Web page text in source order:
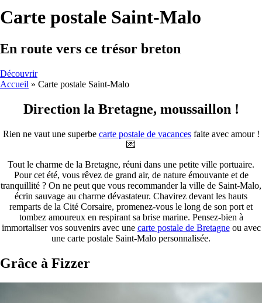
Carte postale Saint-Malo
En route vers ce trésor breton
Découvrir
Accueil » Carte postale Saint-Malo
Direction la Bretagne, moussaillon !
Rien ne vaut une superbe carte postale de vacancesfaite avec amour !
💌
Tout le charme de la Bretagne, réuni dans une petite ville portuaire.
Pour cet été, vous rêvez de grand air, de nature émouvante et de
tranquillité ? On ne peut que vous recommander la ville de Saint-Malo,
écrin sauvage au charme dévastateur. Chavirez devant les hauts
remparts de la Cité Corsaire, promenez-vous le long de son port et
tombez amoureux en respirant sa brise marine. Pensez-bien à
immortaliser vos souvenirs avec une carte postale de Bretagneou avec
une carte postale Saint-Malo personnalisée.
Grâce à Fizzer